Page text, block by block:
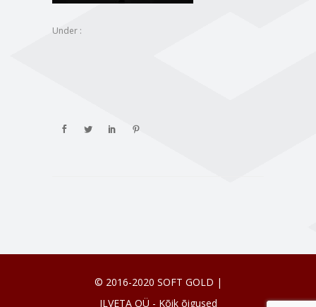
Under :
© 2016-2020 SOFT GOLD |
ILVETA OÜ - Kõik õigused